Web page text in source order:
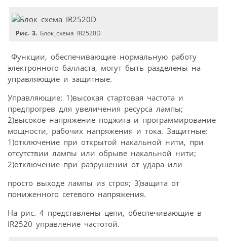
Рис. 3. Блок_схема IR2520D
Функции, обеспечивающие нормальную работу
электронного балласта, могут быть разделены на
управляющие и защитные.
Управляющие: 1)высокая стартовая частота и
предпрогрев для увеличения ресурса лампы;
2)высокое напряжение поджига и программирование
мощности, рабочих напряжения и тока. Защитные:
1)отключение при открытой накальной нити, при
отсутствии лампы или обрыве накальной нити;
2)отключение при разрушении от удара или
просто выходе лампы из строя; 3)защита от
пониженного сетевого напряжения.
На рис. 4 представлены цепи, обеспечивающие в
IR2520 управление частотой.